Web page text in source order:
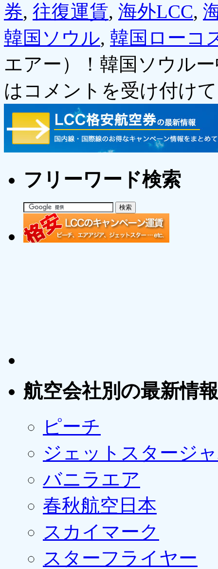
券, 往復運賃, 海外LCC,
韓国ソウル, 韓国ローコ
エアー）！韓国ソウル
は コメントを受け付け
フリーワード検索
航空会社別の最新情報
ピーチ
ジェットスタージ
バニラエア
春秋航空日本
スカイマーク
スターフライヤー